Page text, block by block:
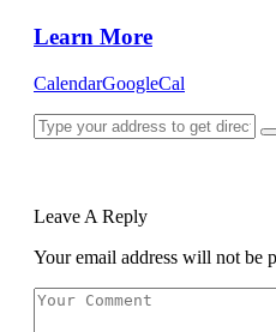
Learn More
CalendarGoogleCal
Leave A Reply
Your email address will not be